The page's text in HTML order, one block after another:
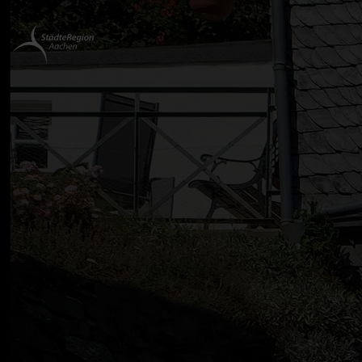
Zurück
zur
Startseite